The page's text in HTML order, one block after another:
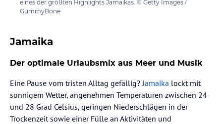
eines der größten Highlights Jamaikas. © Getty Images /
GummyBone
Jamaika
Der optimale Urlaubsmix aus Meer und Musik
Eine Pause vom tristen Alltag gefällig? Jamaika lockt mit
sonnigem Wetter, angenehmen Temperaturen zwischen 24
und 28 Grad Celsius, geringen Niederschlägen in der
Trockenzeit sowie einer Fülle an Aktivitäten und